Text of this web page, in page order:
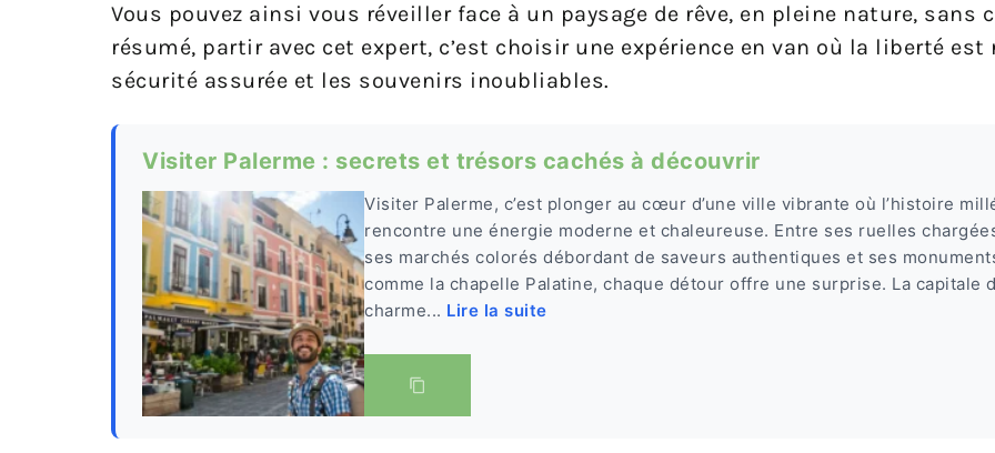
Vous pouvez ainsi vous réveiller face à un paysage de rêve, en pleine nature, sans
résumé, partir avec cet expert, c’est choisir une expérience en van où la liberté est
sécurité assurée et les souvenirs inoubliables.
Visiter Palerme : secrets et trésors cachés à découvrir
Visiter Palerme, c’est plonger au cœur d’une ville vibrante où l’histoire
rencontre une énergie moderne et chaleureuse. Entre ses ruelles
ses marchés colorés débordant de saveurs authentiques et ses
comme la chapelle Palatine, chaque détour offre une surprise. La capitale
charme... Lire la suite